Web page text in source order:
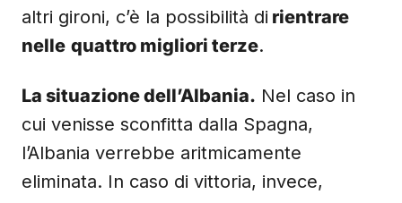
altri gironi, c’è la possibilità di rientrare
nelle quattro migliori terze.
La situazione dell’Albania. Nel caso in
cui venisse sconfitta dalla Spagna,
l’Albania verrebbe aritmicamente
eliminata. In caso di vittoria, invece,